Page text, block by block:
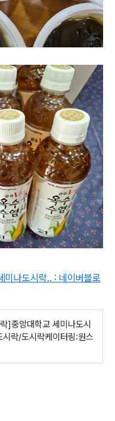
미나도시락.. : 네이버블로
]중앙대학교 세미나도시
락/도시락케이터링:원스